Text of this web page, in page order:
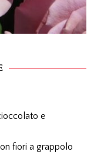
e
fiori a grappolo